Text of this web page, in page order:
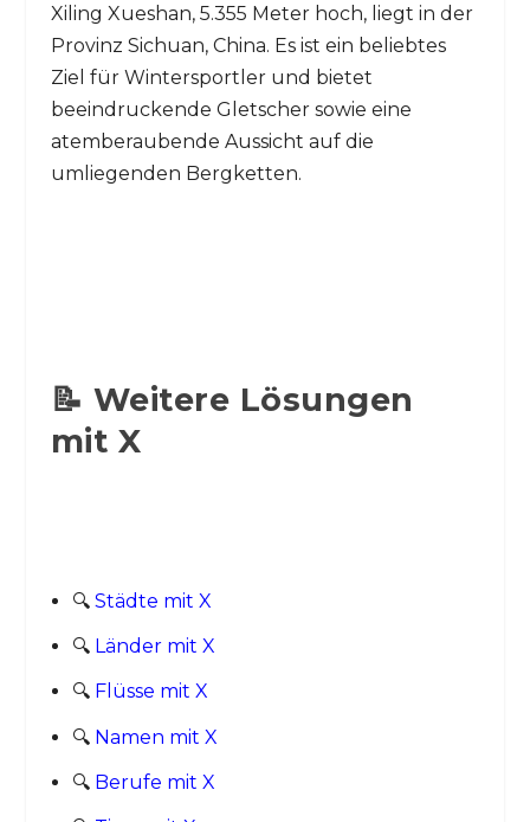
Xiling Xueshan, 5.355 Meter hoch, liegt in der
Provinz Sichuan, China. Es ist ein beliebtes
Ziel für Wintersportler und bietet
beeindruckende Gletscher sowie eine
atemberaubende Aussicht auf die
umliegenden Bergketten.
📝 Weitere Lösungen
mit X
🔍 Städte mit X
🔍 Länder mit X
🔍 Flüsse mit X
🔍 Namen mit X
🔍 Berufe mit X